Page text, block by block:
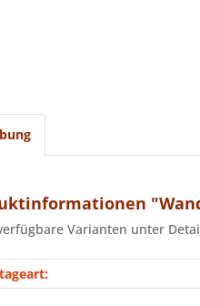
Varianten unter